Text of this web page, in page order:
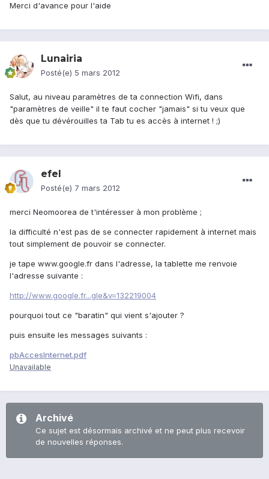
Merci d'avance pour l'aide
Lunairia
Posté(e) 5 mars 2012
Salut, au niveau paramètres de ta connection Wifi, dans
"paramètres de veille" il te faut cocher "jamais" si tu veux que
dès que tu dévérouilles ta Tab tu es accès à internet ! ;)
efel
Posté(e) 7 mars 2012
merci Neomoorea de t'intéresser à mon problème ;
la difficulté n'est pas de se connecter rapidement à internet mais
tout simplement de pouvoir se connecter.
je tape www.google.fr dans l'adresse, la tablette me renvoie
l'adresse suivante :
http://www.google.fr...gle&v=132219004
pourquoi tout ce "baratin" qui vient s'ajouter ?
puis ensuite les messages suivants :
pbAccesInternet.pdf
Unavailable
Archivé
Ce sujet est désormais archivé et ne peut plus recevoir
de nouvelles réponses.